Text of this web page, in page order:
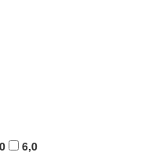
6,0